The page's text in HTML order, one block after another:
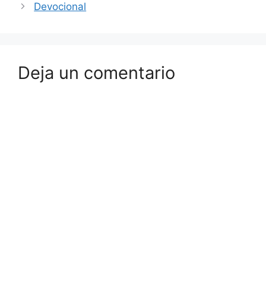
Devocional
Deja un comentario